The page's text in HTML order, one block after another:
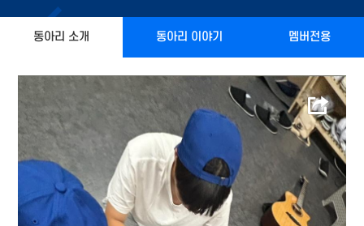
동아리 소개 동아리 이야기 멤버전용